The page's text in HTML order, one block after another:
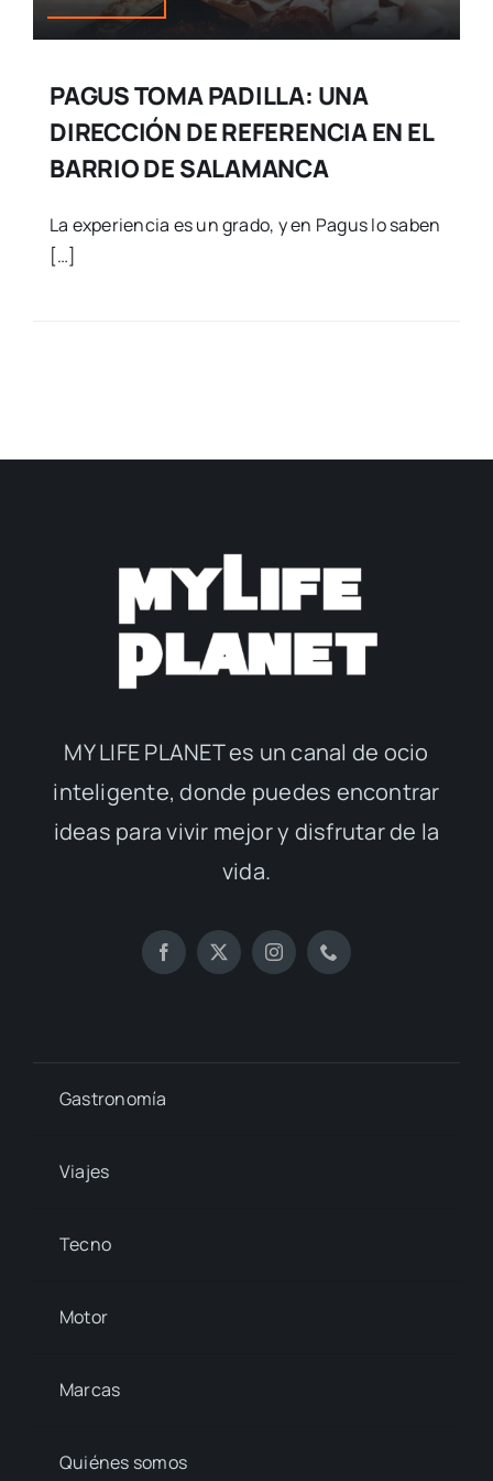
PAGUS TOMA PADILLA: UNA
DIRECCIÓN DE REFERENCIA EN EL
BARRIO DE SALAMANCA
La experiencia es un grado, y en Pagus lo saben
[…]
MY LIFE PLANET es un canal de ocio
inteligente, donde puedes encontrar
ideas para vivir mejor y disfrutar de la
vida.
Gastronomía
Viajes
Tecno
Motor
Marcas
Quiénes somos